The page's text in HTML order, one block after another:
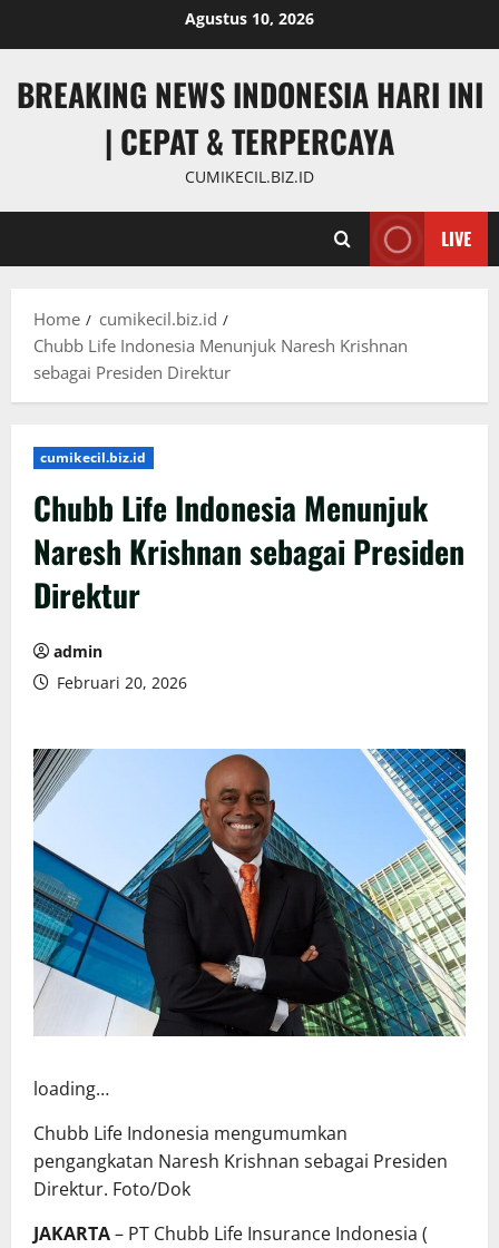
Agustus 10, 2026
BREAKING NEWS INDONESIA HARI INI
| CEPAT & TERPERCAYA
CUMIKECIL.BIZ.ID
LIVE
Home
cumikecil.biz.id
Chubb Life Indonesia Menunjuk Naresh Krishnan
sebagai Presiden Direktur
cumikecil.biz.id
Chubb Life Indonesia Menunjuk
Naresh Krishnan sebagai Presiden
Direktur
admin
Februari 20, 2026
loading…
Chubb Life Indonesia mengumumkan
pengangkatan Naresh Krishnan sebagai Presiden
Direktur. Foto/Dok
JAKARTA– PT Chubb Life Insurance Indonesia (